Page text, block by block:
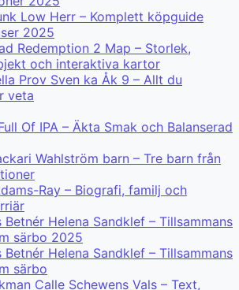
Low Herr – Komplett köpguide
2025
Redemption 2 Map – Storlek,
och interaktiva kartor
Prov Sven ka Åk 9 – Allt du
veta
Of IPA – Äkta Smak och Balanserad
Wahlström barn – Tre barn från
Ray – Biografi, familj och
Betnér Helena Sandklef – Tillsammans
särbo 2025
Betnér Helena Sandklef – Tillsammans
särbo
Calle Schewens Vals – Text,